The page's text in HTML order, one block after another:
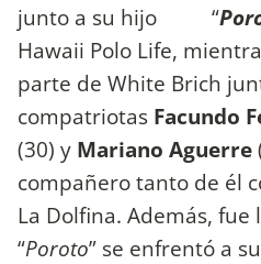
junto a su hijo “
Hawaii Polo Life,
parte de White Brich
compatriotas Facundo
(30) y Mariano Aguerre
compañero tanto de él
La Dolfina. Además,
“Poroto” se enfrentó a